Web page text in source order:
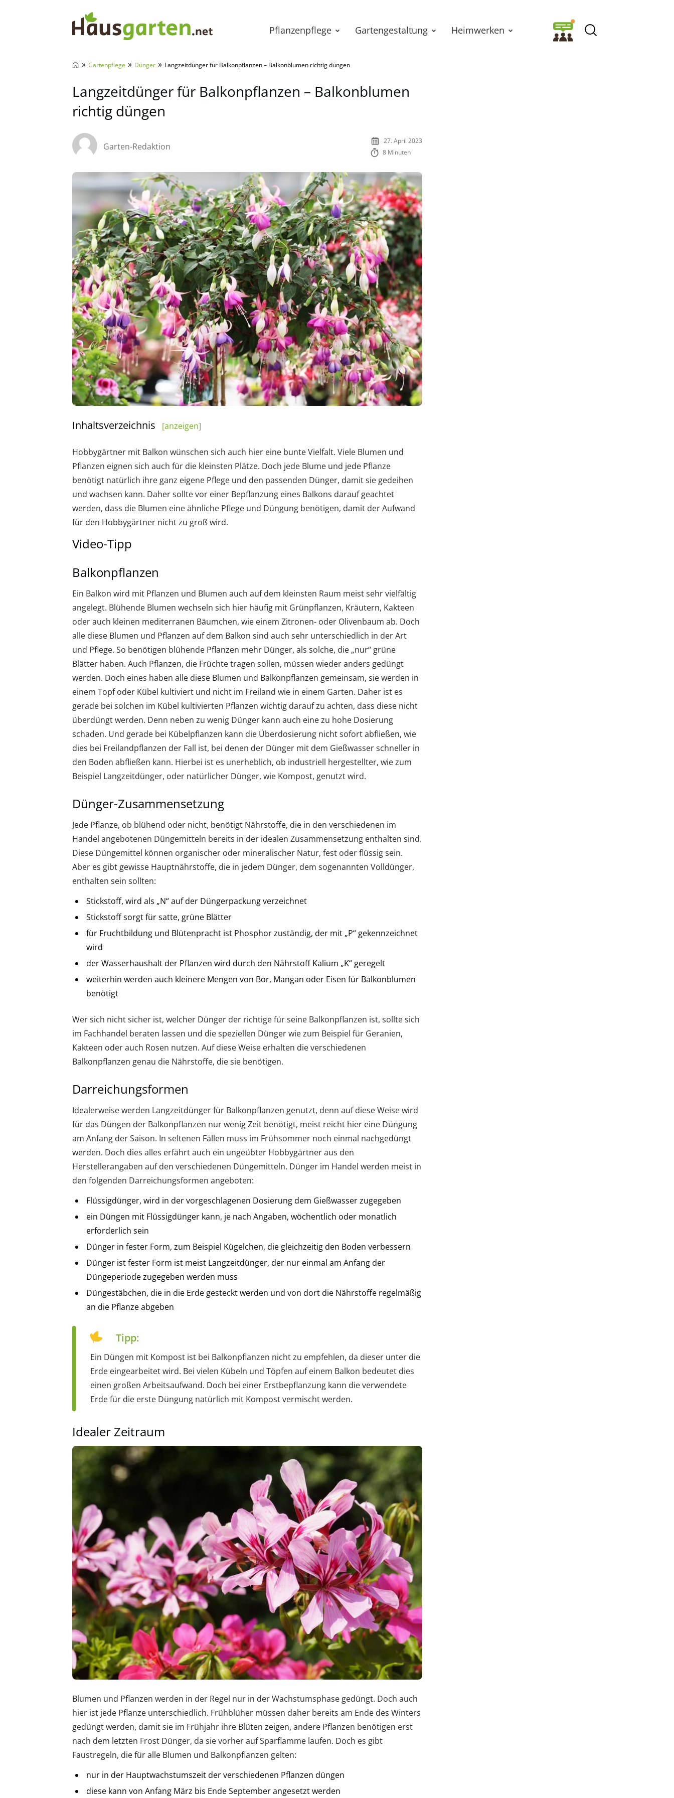
Pflanzenpflege Gartengestaltung Heimwerken
» Gartenpflege » Dünger » Langzeitdünger für Balkonpflanzen – Balkonblumen richtig düngen
Langzeitdünger für Balkonpflanzen – Balkonblumen
richtig düngen
Garten-Redaktion
27. April 2023
8 Minuten
Inhaltsverzeichnis [anzeigen]
Hobbygärtner mit Balkon wünschen sich auch hier eine bunte Vielfalt. Viele Blumen und
Pflanzen eignen sich auch für die kleinsten Plätze. Doch jede Blume und jede Pflanze
benötigt natürlich ihre ganz eigene Pflege und den passenden Dünger, damit sie gedeihen
und wachsen kann. Daher sollte vor einer Bepflanzung eines Balkons darauf geachtet
werden, dass die Blumen eine ähnliche Pflege und Düngung benötigen, damit der Aufwand
für den Hobbygärtner nicht zu groß wird.
Video-Tipp
Balkonpflanzen
Ein Balkon wird mit Pflanzen und Blumen auch auf dem kleinsten Raum meist sehr vielfältig
angelegt. Blühende Blumen wechseln sich hier häufig mit Grünpflanzen, Kräutern, Kakteen
oder auch kleinen mediterranen Bäumchen, wie einem Zitronen- oder Olivenbaum ab. Doch
alle diese Blumen und Pflanzen auf dem Balkon sind auch sehr unterschiedlich in der Art
und Pflege. So benötigen blühende Pflanzen mehr Dünger, als solche, die „nur“ grüne
Blätter haben. Auch Pflanzen, die Früchte tragen sollen, müssen wieder anders gedüngt
werden. Doch eines haben alle diese Blumen und Balkonpflanzen gemeinsam, sie werden in
einem Topf oder Kübel kultiviert und nicht im Freiland wie in einem Garten. Daher ist es
gerade bei solchen im Kübel kultivierten Pflanzen wichtig darauf zu achten, dass diese nicht
überdüngt werden. Denn neben zu wenig Dünger kann auch eine zu hohe Dosierung
schaden. Und gerade bei Kübelpflanzen kann die Überdosierung nicht sofort abfließen, wie
dies bei Freilandpflanzen der Fall ist, bei denen der Dünger mit dem Gießwasser schneller in
den Boden abfließen kann. Hierbei ist es unerheblich, ob industriell hergestellter, wie zum
Beispiel Langzeitdünger, oder natürlicher Dünger, wie Kompost, genutzt wird.
Dünger-Zusammensetzung
Jede Pflanze, ob blühend oder nicht, benötigt Nährstoffe, die in den verschiedenen im
Handel angebotenen Düngemitteln bereits in der idealen Zusammensetzung enthalten sind.
Diese Düngemittel können organischer oder mineralischer Natur, fest oder flüssig sein.
Aber es gibt gewisse Hauptnährstoffe, die in jedem Dünger, dem sogenannten Volldünger,
enthalten sein sollten:
Stickstoff, wird als „N“ auf der Düngerpackung verzeichnet
Stickstoff sorgt für satte, grüne Blätter
für Fruchtbildung und Blütenpracht ist Phosphor zuständig, der mit „P“ gekennzeichnet
wird
der Wasserhaushalt der Pflanzen wird durch den Nährstoff Kalium „K“ geregelt
weiterhin werden auch kleinere Mengen von Bor, Mangan oder Eisen für Balkonblumen
benötigt
Wer sich nicht sicher ist, welcher Dünger der richtige für seine Balkonpflanzen ist, sollte sich
im Fachhandel beraten lassen und die speziellen Dünger wie zum Beispiel für Geranien,
Kakteen oder auch Rosen nutzen. Auf diese Weise erhalten die verschiedenen
Balkonpflanzen genau die Nährstoffe, die sie benötigen.
Darreichungsformen
Idealerweise werden Langzeitdünger für Balkonpflanzen genutzt, denn auf diese Weise wird
für das Düngen der Balkonpflanzen nur wenig Zeit benötigt, meist reicht hier eine Düngung
am Anfang der Saison. In seltenen Fällen muss im Frühsommer noch einmal nachgedüngt
werden. Doch dies alles erfährt auch ein ungeübter Hobbygärtner aus den
Herstellerangaben auf den verschiedenen Düngemitteln. Dünger im Handel werden meist in
den folgenden Darreichungsformen angeboten:
Flüssigdünger, wird in der vorgeschlagenen Dosierung dem Gießwasser zugegeben
ein Düngen mit Flüssigdünger kann, je nach Angaben, wöchentlich oder monatlich
erforderlich sein
Dünger in fester Form, zum Beispiel Kügelchen, die gleichzeitig den Boden verbessern
Dünger ist fester Form ist meist Langzeitdünger, der nur einmal am Anfang der
Düngeperiode zugegeben werden muss
Düngestäbchen, die in die Erde gesteckt werden und von dort die Nährstoffe regelmäßig
an die Pflanze abgeben
Tipp:
Ein Düngen mit Kompost ist bei Balkonpflanzen nicht zu empfehlen, da dieser unter die
Erde eingearbeitet wird. Bei vielen Kübeln und Töpfen auf einem Balkon bedeutet dies
einen großen Arbeitsaufwand. Doch bei einer Erstbepflanzung kann die verwendete
Erde für die erste Düngung natürlich mit Kompost vermischt werden.
Idealer Zeitraum
Blumen und Pflanzen werden in der Regel nur in der Wachstumsphase gedüngt. Doch auch
hier ist jede Pflanze unterschiedlich. Frühblüher müssen daher bereits am Ende des Winters
gedüngt werden, damit sie im Frühjahr ihre Blüten zeigen, andere Pflanzen benötigen erst
nach dem letzten Frost Dünger, da sie vorher auf Sparflamme laufen. Doch es gibt
Faustregeln, die für alle Blumen und Balkonpflanzen gelten:
nur in der Hauptwachstumszeit der verschiedenen Pflanzen düngen
diese kann von Anfang März bis Ende September angesetzt werden